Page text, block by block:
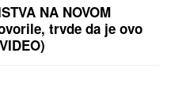
DO SMRTI!